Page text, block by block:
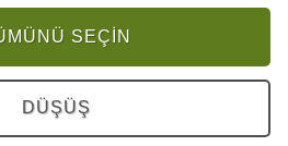
Tatil daireleri
SEÇIN
DÜŞÜŞ